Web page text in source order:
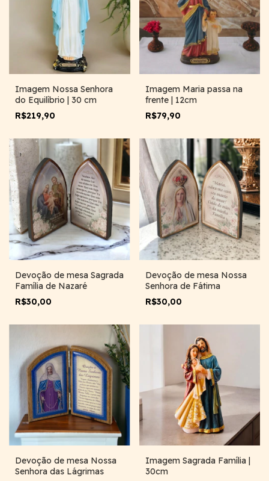
Imagem Nossa Senhora
do Equilíbrio | 30 cm
R$219,90
Imagem Maria passa na
frente | 12cm
R$79,90
Devoção de mesa Sagrada
Família de Nazaré
R$30,00
Devoção de mesa Nossa
Senhora de Fátima
R$30,00
Devoção de mesa Nossa
Senhora das Lágrimas
Imagem Sagrada Família |
30cm